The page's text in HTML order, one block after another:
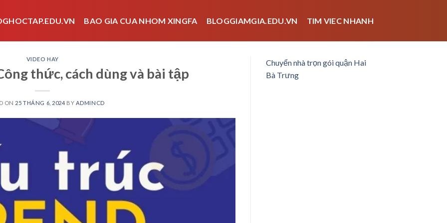
BAO GIA CUA NHOM XINGFA BLOGGIAMGIA.EDU.VN TIM VIEC NHANH
VIDEO HAY
thức, cách dùng và bài tập
ON 25 THÁNG 6, 2024 BY ADMINCD
Chuyển nhà trọn gói quận Hai
Bà Trưng